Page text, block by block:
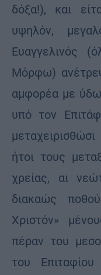
δόξα!), και
υψηλόν,
Ευαγγελινός
Μόρφω)
αμφορέα με
υπό τον
ήτοι τους
χρείας, αι
διακαώς
Χριστόν»
πέραν του
του